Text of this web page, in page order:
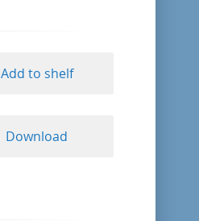
Add to shelf
Download